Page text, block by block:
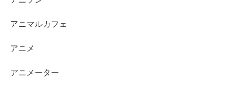
アニマルカフェ
アニメ
アニメーター